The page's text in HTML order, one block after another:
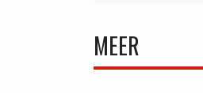
MEER